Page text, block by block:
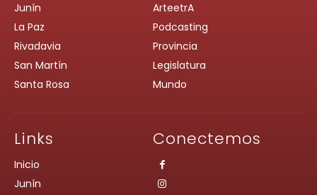
Junín
La Paz
Rivadavia
San Martín
Santa Rosa
ArteetrA
Podcasting
Provincia
Legislatura
Mundo
Links
Inicio
Junín
Conectemos